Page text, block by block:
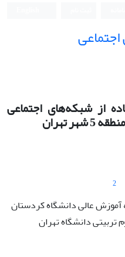
از شبکه‌های اجتماعی
تهران
2
عالی دانشگاه کردستان
تربیتی دانشگاه تهران